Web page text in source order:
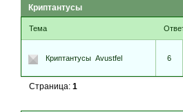
Криптантусы
Тема
Криптантусы Avustfel 6
Страница:1